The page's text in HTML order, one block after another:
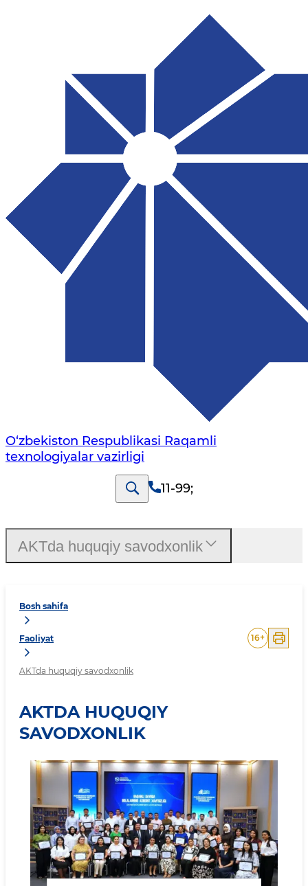
O‘zbekiston Respublikasi Raqamli
texnologiyalar vazirligi
11-99;
Bosh sahifa
Faoliyat
AKTda huquqiy savodxonlik
16+
AKTDA HUQUQIY
SAVODXONLIK
AKTda huquqiy savodxonlik